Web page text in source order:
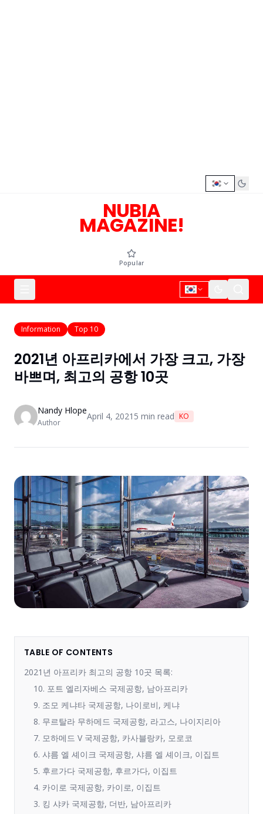
NUBIA
MAGAZINE!
Popular
Information Top 10
2021년 아프리카에서 가장 크고, 가장
바쁘며, 최고의 공항 10곳
Nandy Hlope
Author
April 4, 2021 5 min read KO
TABLE OF CONTENTS
2021년 아프리카 최고의 공항 10곳 목록:
10. 포트 엘리자베스 국제공항, 남아프리카
9. 조모 케냐타 국제공항, 나이로비, 케냐
8. 무르탈라 무하메드 국제공항, 라고스, 나이지리아
7. 모하메드 V 국제공항, 카사블랑카, 모로코
6. 샤름 엘 셰이크 국제공항, 샤름 엘 셰이크, 이집트
5. 후르가다 국제공항, 후르가다, 이집트
4. 카이로 국제공항, 카이로, 이집트
3. 킹 샤카 국제공항, 더반, 남아프리카